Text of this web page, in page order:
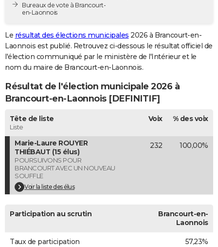
Destinations
City break
Voyage nature
Voyage de noces
Forum
PHOTO
GUIDES D'ACHAT
CARTE DE VOEUX
Carte de Noël
Carte Bonne année
Carte Saint-Valentin
Carte Pâques
Carte d'anniversaire
DICTIONNAIRE
COPAINS D'AVANT
S'inscrire
Se connecter
Lycées
Collèges
Primaires
Universités
Entreprises
Service militaire
Avis de recherche
AVIS DE DÉCÈS
FORUM
Bricolage
Lifestyle
Culture
Sport
Auto
Television
Voyage
Cinema
Bureaux de vote à Brancourt-
en-Laonnois
Le résultat des élections municipales 2026 à Brancourt-en-
Laonnois est publié. Retrouvez ci-dessous le résultat officiel de
l'élection communiqué par le ministère de l'Intérieur et le
nom du maire de Brancourt-en-Laonnois.
Résultat de l'élection municipale 2026 à
Brancourt-en-Laonnois [DEFINITIF]
Tête de liste
Liste
Voix % des voix
Marie-Laure ROUYER
THIÉBAUT (15 élus)
POURSUIVONS POUR
BRANCOURT AVEC UN NOUVEAU
SOUFFLE
Voir la liste des élus
232 100,00%
Participation au scrutin
Brancourt-en-
Laonnois
Taux de participation 57,23%